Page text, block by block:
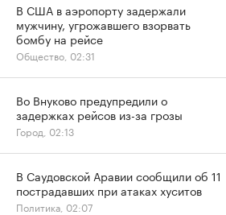
В США в аэропорту задержали
мужчину, угрожавшего взорвать
бомбу на рейсе
Общество, 02:31
Во Внуково предупредили о
задержках рейсов из-за грозы
Город, 02:13
В Саудовской Аравии сообщили об 11
пострадавших при атаках хуситов
Политика, 02:07